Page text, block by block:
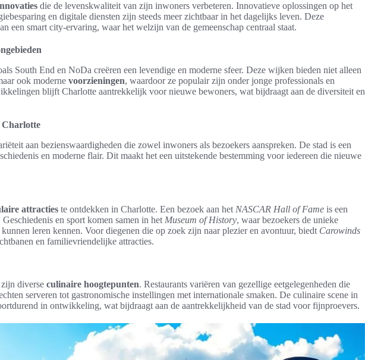
die de levenskwaliteit van zijn inwoners verbeteren. Innovatieve oplossingen op het
en digitale diensten zijn steeds meer zichtbaar in het dagelijks leven. Deze
een smart city-ervaring, waar het welzijn van de gemeenschap centraal staat.
South End en NoDa creëren een levendige en moderne sfeer. Deze wijken bieden niet alleen
ook moderne voorzieningen, waardoor ze populair zijn onder jonge professionals en
blijft Charlotte aantrekkelijk voor nieuwe bewoners, wat bijdraagt aan de diversiteit en
Charlotte
aan bezienswaardigheden die zowel inwoners als bezoekers aanspreken. De stad is een
en moderne flair. Dit maakt het een uitstekende bestemming voor iedereen die nieuwe
attracties te ontdekken in Charlotte. Een bezoek aan het NASCAR Hall of Fame is een
en sport komen samen in het Museum of History, waar bezoekers de unieke
leren kennen. Voor diegenen die op zoek zijn naar plezier en avontuur, biedt Carowinds
en familievriendelijke attracties.
diverse culinaire hoogtepunten. Restaurants variëren van gezellige eetgelegenheden die
serveren tot gastronomische instellingen met internationale smaken. De culinaire scene in
in ontwikkeling, wat bijdraagt aan de aantrekkelijkheid van de stad voor fijnproevers.